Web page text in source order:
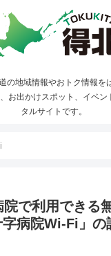
の地域情報やおトク情報を
お出かけスポット、イベン
タルサイトです。
で利用できる
病院Wi-Fi」の